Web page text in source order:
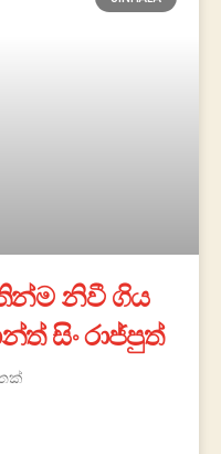
නිවී ගිය
සිං රාජ්පුත්